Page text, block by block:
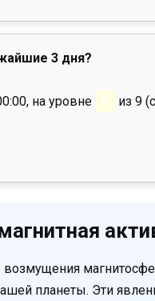
3 дня?
на уровне 0 из 9
планеты. Эти